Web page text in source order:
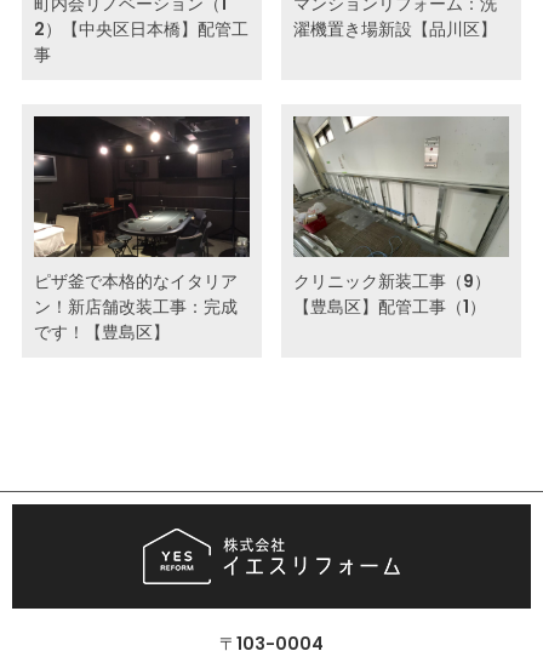
2）【中央区日本橋】配管工
事
濯機置き場新設【品川区】
ピザ釜で本格的なイタリア
ン！新店舗改装工事：完成
です！【豊島区】
クリニック新装工事（9）
【豊島区】配管工事（1）
〒103-0004